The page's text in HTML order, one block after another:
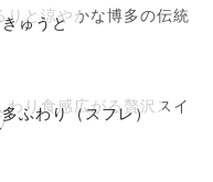
ゅうと
りと涼やかな博多の伝統
ふわり（スフレ）
わり食感広がる贅沢スイ